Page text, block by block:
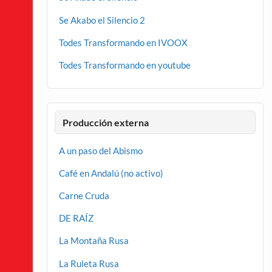
Se Akabo el Silencio 2
Todes Transformando en IVOOX
Todes Transformando en youtube
Producción externa
A un paso del Abismo
Café en Andalú (no activo)
Carne Cruda
DE RAÍZ
La Montaña Rusa
La Ruleta Rusa